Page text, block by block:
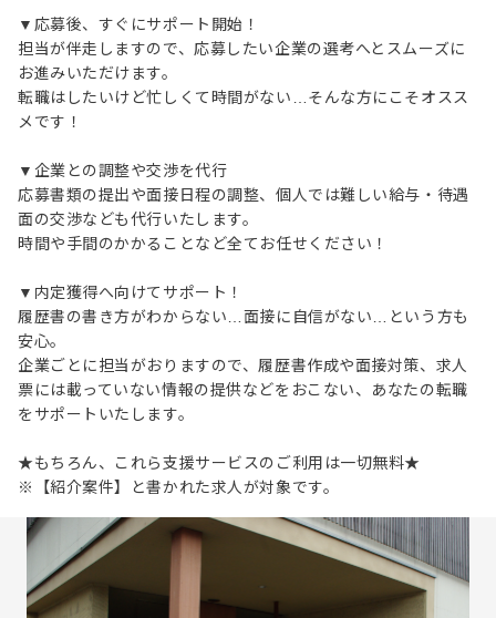
▼応募後、すぐにサポート開始！
担当が伴走しますので、応募したい企業の選考へとスムーズに
お進みいただけます。
転職はしたいけど忙しくて時間がない…そんな方にこそオスス
メです！
▼企業との調整や交渉を代行
応募書類の提出や面接日程の調整、個人では難しい給与・待遇
面の交渉なども代行いたします。
時間や手間のかかることなど全てお任せください！
▼内定獲得へ向けてサポート！
履歴書の書き方がわからない…面接に自信がない…という方も
安心。
企業ごとに担当がおりますので、履歴書作成や面接対策、求人
票には載っていない情報の提供などをおこない、あなたの転職
をサポートいたします。
★もちろん、これら支援サービスのご利用は一切無料★
※【紹介案件】と書かれた求人が対象です。